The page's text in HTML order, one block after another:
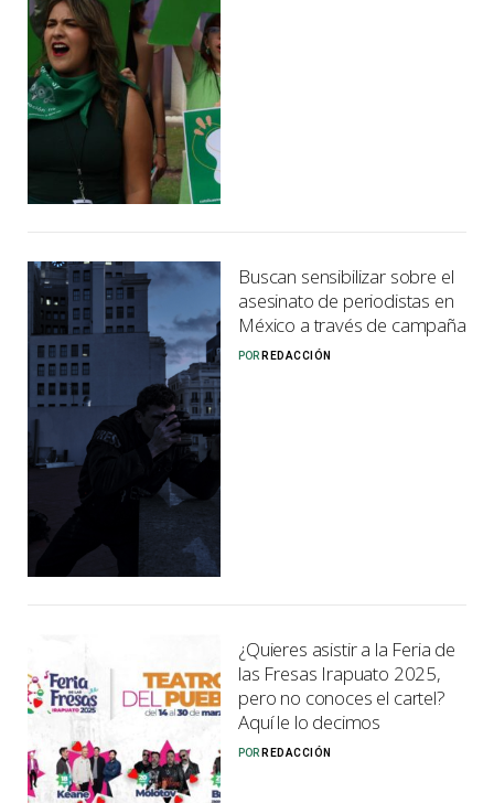
Buscan sensibilizar sobre el
asesinato de periodistas en
México a través de campaña
POR REDACCIÓN
¿Quieres asistir a la Feria de
las Fresas Irapuato 2025,
pero no conoces el cartel?
Aquí le lo decimos
POR REDACCIÓN